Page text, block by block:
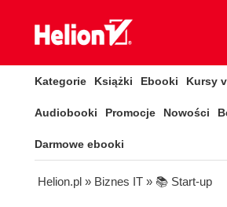
Kategorie Książki Ebooki Kursy
Audiobooki Promocje Nowości
Darmowe ebooki
Helion.pl » Biznes IT » 📚 Start-up